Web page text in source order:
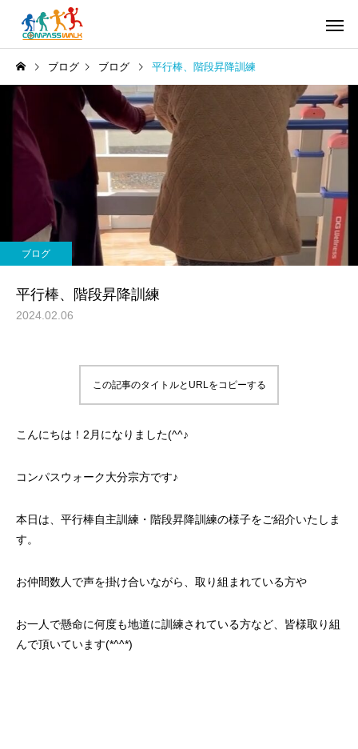
ブログ ブログ 平行棒、階段昇降訓練
ブログ
平行棒、階段昇降訓練
2024.02.06
この記事のタイトルとURLをコピーする
こんにちは！2月になりました(^^♪
コンパスウォーク大分宗方です♪
本日は、平行棒自主訓練・階段昇降訓練の様子をご紹介いたしま
す。
お仲間数人で声を掛け合いながら、取り組まれている方や
お一人で懸命に何度も地道に訓練されている方など、皆様取り組
んで頂いています(*^^*)